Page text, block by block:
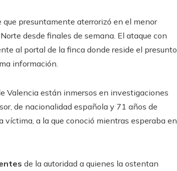
presuntamente aterrorizó en el menor
desde finales de semana. El ataque con
al portal de la finca donde reside el presunto
información.
Valencia están inmersos en investigaciones
de nacionalidad española y 71 años de
víctima, a la que conoció mientras esperaba en
de la autoridad a quienes la ostentan